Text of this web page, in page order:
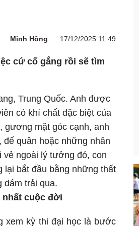
Minh Hồng 17/12/2025 11:49
cứ cố gắng rồi sẽ tìm
Trung Quốc. Anh được
có khí chất đặc biệt của
gương mặt góc cạnh, anh
quân hoặc những nhân
ngoài lý tưởng đó, con
lại bắt đầu bằng những thất
dám trải qua.
cuộc đời
xem kỳ thi đại học là bước